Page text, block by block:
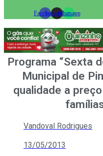
FacebookInstagramWhatsapp
Programa “Sexta
Municipal de
qualidade a
Vandoval Rodrigues
13/05/2013